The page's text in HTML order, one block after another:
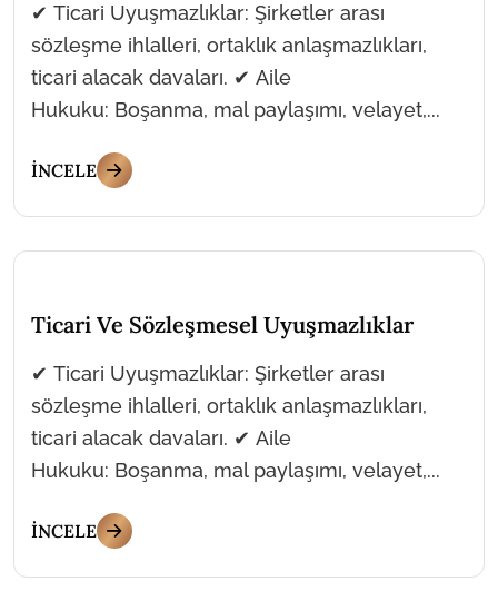
✔ Ticari Uyuşmazlıklar: Şirketler arası
sözleşme ihlalleri, ortaklık anlaşmazlıkları,
ticari alacak davaları. ✔ Aile
Hukuku: Boşanma, mal paylaşımı, velayet,...
İNCELE
Ticari Ve Sözleşmesel Uyuşmazlıklar
✔ Ticari Uyuşmazlıklar: Şirketler arası
sözleşme ihlalleri, ortaklık anlaşmazlıkları,
ticari alacak davaları. ✔ Aile
Hukuku: Boşanma, mal paylaşımı, velayet,...
İNCELE